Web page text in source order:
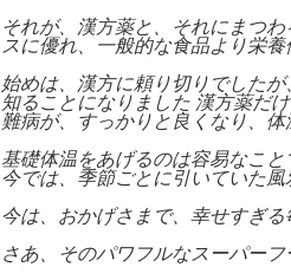
それが、漢方薬と、それにまつ
スに優れ、一般的な食品より栄
始めは、漢方に頼り切りでした
知ることになりました 漢方薬だ
難病が、すっかりと良くなり、
基礎体温をあげるのは容易なこ
今では、季節ごとに引いていた
今は、おかげさまで、幸せすぎ
さあ、そのパワフルなスーパー